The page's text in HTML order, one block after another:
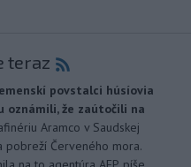
teraz
povstalci húsíovia
oznámili, že zaútočili na
Aramco v Saudskej
pobreží Červeného mora.